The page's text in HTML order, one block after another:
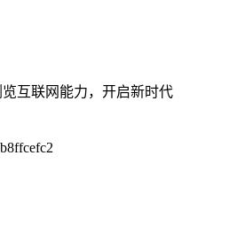
互联网能力，开启新时代